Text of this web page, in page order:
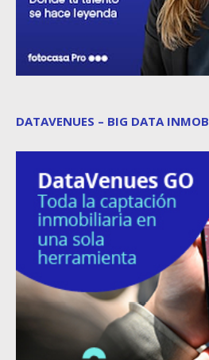
DATAVENUES – BIG DATA